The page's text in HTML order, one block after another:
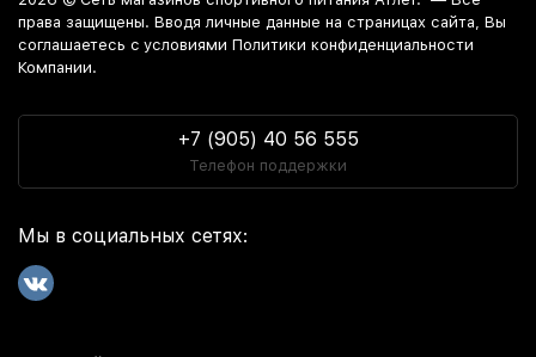
права защищены. Вводя личные данные на страницах сайта, Вы
соглашаетесь c условиями Политики конфиденциальности
Компании.
+7 (905) 40 56 555
Телефон поддержки
Мы в социальных сетях: